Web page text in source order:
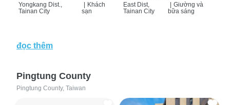
Yongkang Dist.,
Tainan City
| Khách
sạn
East Dist,
Tainan City
| Giường và
bữa sáng
đọc thêm
Pingtung County
Pingtung County, Taiwan